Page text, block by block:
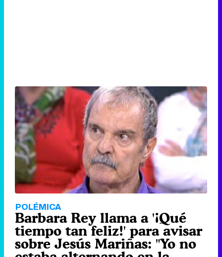
POLÉMICA
Barbara Rey llama a '¡Qué
tiempo tan feliz!' para avisar
sobre Jesús Mariñas: "Yo no